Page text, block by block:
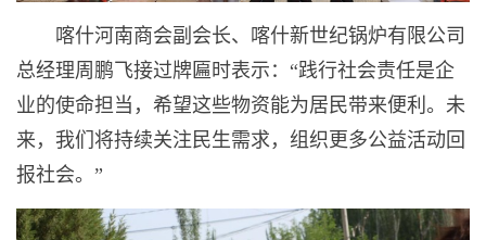
喀什河南商会副会长、喀什新世纪锅炉有限公司
总经理周鹏飞接过牌匾时表示：“践行社会责任是企
业的使命担当，希望这些物资能为居民带来便利。未
来，我们将持续关注民生需求，组织更多公益活动回
报社会。”